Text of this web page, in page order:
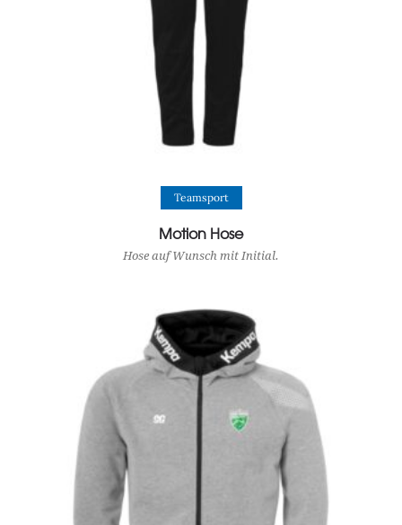
View Product
Teamsport
Motion Hose
Hose auf Wunsch mit Initial.